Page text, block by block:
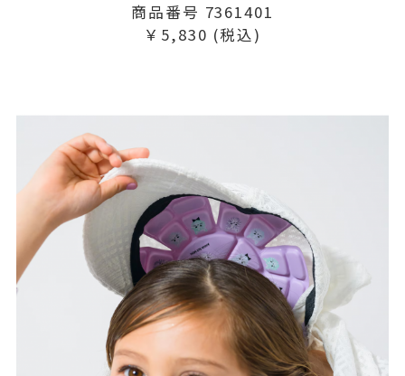
商品番号 7361401
￥5,830 (税込)